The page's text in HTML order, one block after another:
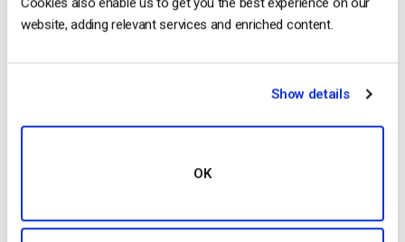
website, adding relevant services and enriched content.
Show details
OK
Texto da legenda
001